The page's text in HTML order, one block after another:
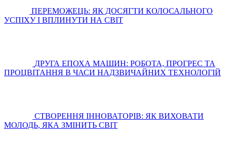
ПЕРЕМОЖЕЦЬ: ЯК ДОСЯГТИ КОЛОСАЛЬНОГО
УСПІХУ І ВПЛИНУТИ НА СВІТ
ДРУГА ЕПОХА МАШИН: РОБОТА, ПРОГРЕС ТА
ПРОЦВІТАННЯ В ЧАСИ НАДЗВИЧАЙНИХ ТЕХНОЛОГІЙ
СТВОРЕННЯ ІННОВАТОРІВ: ЯК ВИХОВАТИ
МОЛОДЬ, ЯКА ЗМІНИТЬ СВІТ